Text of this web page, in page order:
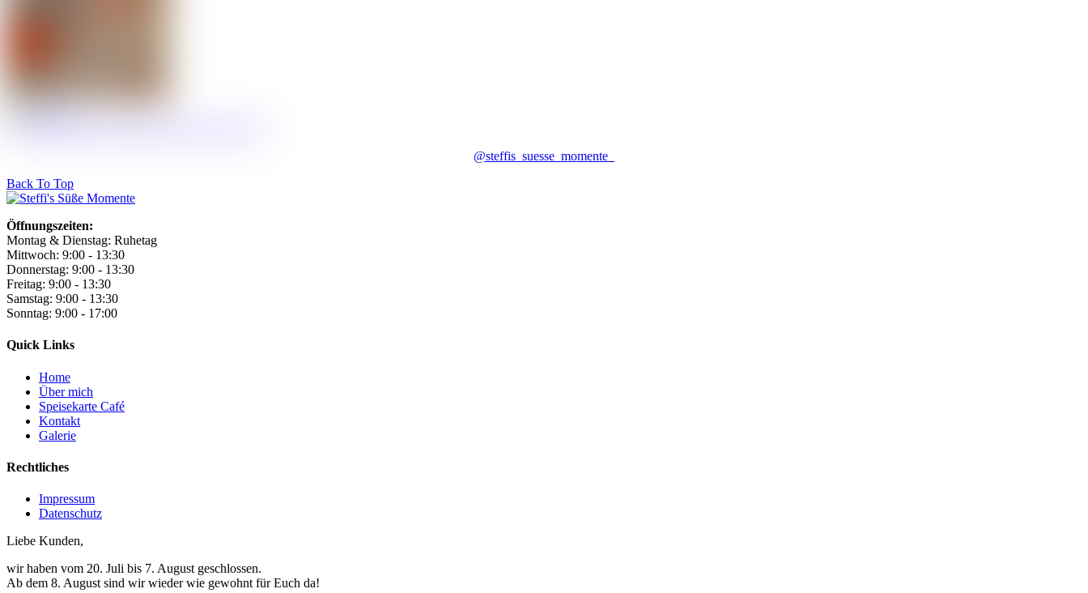
@steffis_suesse_momente_
Back To Top
Öffnungszeiten:
Montag & Dienstag: Ruhetag
Mittwoch: 9:00 - 13:30
Donnerstag: 9:00 - 13:30
Freitag: 9:00 - 13:30
Samstag: 9:00 - 13:30
Sonntag: 9:00 - 17:00
Quick Links
Home
Über mich
Speisekarte Café
Kontakt
Galerie
Rechtliches
Impressum
Datenschutz
Liebe Kunden,
wir haben vom 20. Juli bis 7. August geschlossen.
Ab dem 8. August sind wir wieder wie gewohnt für Euch da!